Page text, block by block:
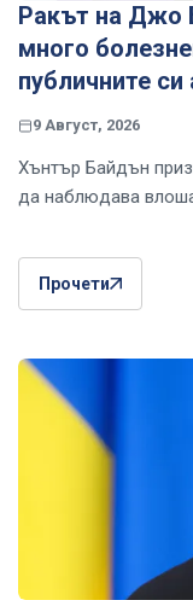
Ракът на Джо
много
публичните
9 Август, 2026
Хънтър Байдън
да наблюдава
Прочети